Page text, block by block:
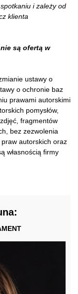
i zależy od
klienta
są ofertą w
ustawy o
o ochronie baz
prawami autorskimi
pomysłów,
fragmentów
bez zezwolenia
autorskich oraz
własnością firmy